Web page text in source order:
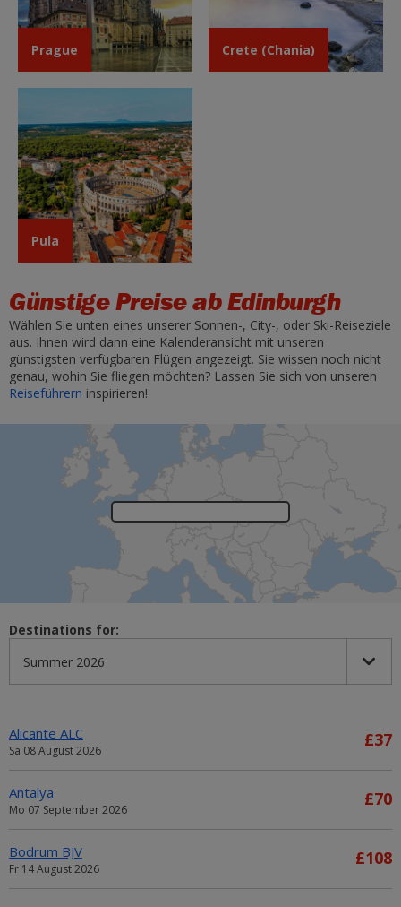
Prague Crete (Chania)
Pula
Günstige Preise ab Edinburgh
Wählen Sie unten eines unserer Sonnen-, City-, oder Ski-Reiseziele
aus. Ihnen wird dann eine Kalenderansicht mit unseren
günstigsten verfügbaren Flügen angezeigt. Sie wissen noch nicht
genau, wohin Sie fliegen möchten? Lassen Sie sich von unseren
Reiseführern inspirieren!
Destinations for:
Alicante ALC
Sa 08 August 2026
£37
Antalya
Mo 07 September 2026
£70
Bodrum BJV
Fr 14 August 2026
£108